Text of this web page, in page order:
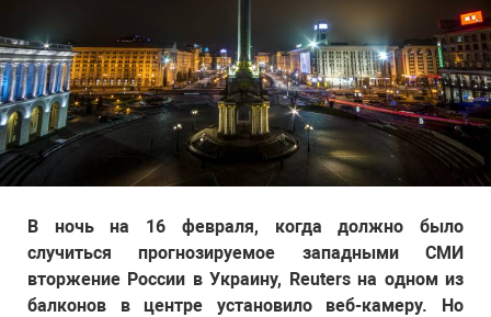
В ночь на 16 февраля, когда должно было
случиться прогнозируемое западными СМИ
вторжение России в Украину, Reuters на одном из
балконов в центре установило веб-камеру. Но